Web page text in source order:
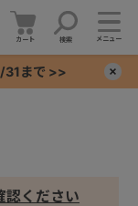
カート 検索 メニュー
31まで >>
認ください